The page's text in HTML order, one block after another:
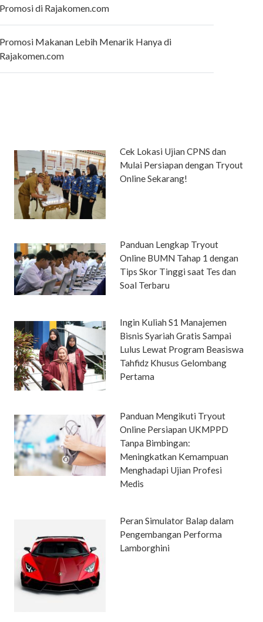
di Rajakomen.com
Makanan Lebih Menarik Hanya di
Cek Lokasi Ujian CPNS dan
Mulai Persiapan dengan Tryout
Online Sekarang!
Panduan Lengkap Tryout
Online BUMN Tahap 1 dengan
Tips Skor Tinggi saat Tes dan
Soal Terbaru
Ingin Kuliah S1 Manajemen
Bisnis Syariah Gratis Sampai
Lulus Lewat Program Beasiswa
Tahfidz Khusus Gelombang
Pertama
Panduan Mengikuti Tryout
Online Persiapan UKMPPD
Tanpa Bimbingan:
Meningkatkan Kemampuan
Menghadapi Ujian Profesi
Medis
Peran Simulator Balap dalam
Pengembangan Performa
Lamborghini